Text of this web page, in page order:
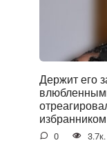
Держит его
избранником
0 3.7к.